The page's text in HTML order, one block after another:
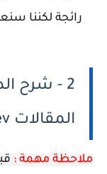
رائجة لكننا
2 - شرح
المقالات Next/prev
ملاحظة مهمة :